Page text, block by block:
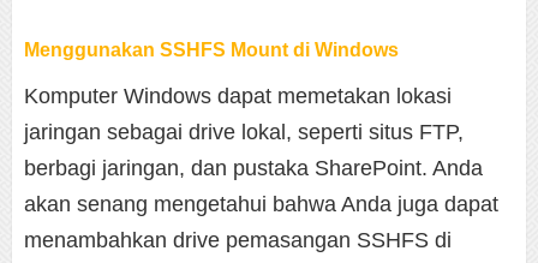
Menggunakan SSHFS Mount di Windows
Komputer Windows dapat memetakan lokasi
jaringan sebagai drive lokal, seperti situs FTP,
berbagi jaringan, dan pustaka SharePoint. Anda
akan senang mengetahui bahwa Anda juga dapat
menambahkan drive pemasangan SSHFS di